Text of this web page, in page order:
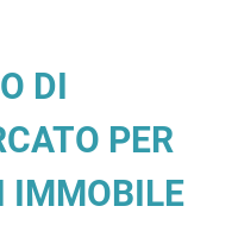
DI
PER
IMMOBILE